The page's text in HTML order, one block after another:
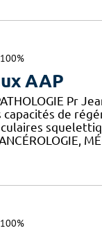
100%
AAP
Pr
capacités de
100%